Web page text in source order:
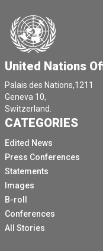
United Nations
Palais des Nations,1211
Geneva 10,
Switzerland.
CATEGORIES
Edited News
Press Conferences
Statements
Images
B-roll
Conferences
All Stories